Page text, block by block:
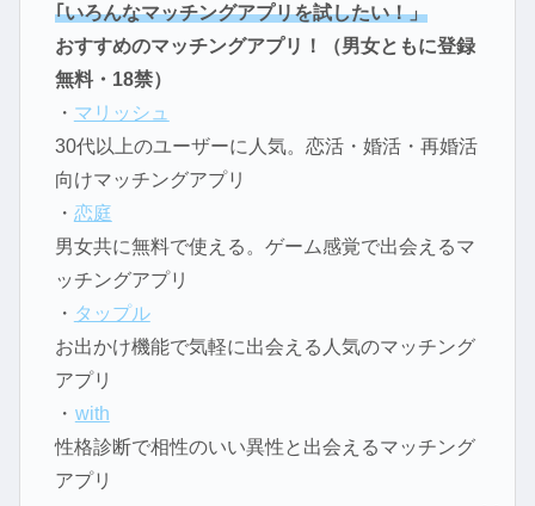
｢いろんなマッチングアプリを試したい！」
おすすめのマッチングアプリ！（男女ともに登録
無料・18禁）
・ マリッシュ
30代以上のユーザーに人気。恋活・婚活・再婚活
向けマッチングアプリ
・ 恋庭
男女共に無料で使える。ゲーム感覚で出会えるマ
ッチングアプリ
・ タップル
お出かけ機能で気軽に出会える人気のマッチング
アプリ
・ with
性格診断で相性のいい異性と出会えるマッチング
アプリ